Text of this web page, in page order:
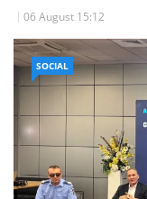
06 August 15:12
SOCIAL